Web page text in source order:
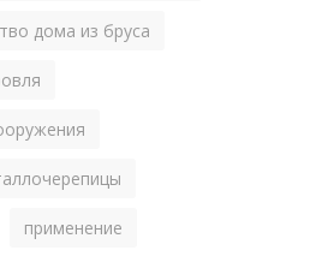
дома из бруса
применение